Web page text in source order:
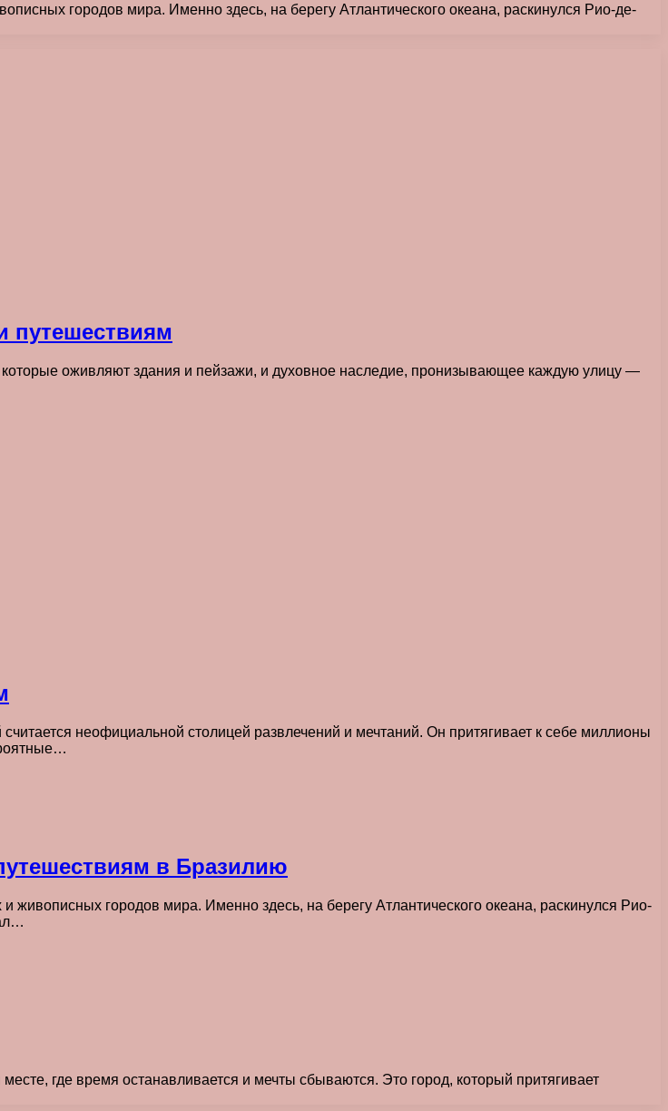
городов мира. Именно здесь, на берегу Атлантического океана, раскинулся Рио-де-
путешествиям
оживляют здания и пейзажи, и духовное наследие, пронизывающее каждую улицу —
неофициальной столицей развлечений и мечтаний. Он притягивает к себе миллионы
в Бразилию
городов мира. Именно здесь, на берегу Атлантического океана, раскинулся Рио-
где время останавливается и мечты сбываются. Это город, который притягивает